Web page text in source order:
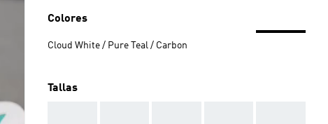
Colores
Cloud White / Pure Teal / Carbon
Tallas